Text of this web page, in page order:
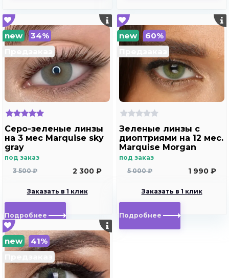
new
34%
Серо-зеленые линзы
на 3 мес Marquise sky
gray
под заказ
3 500 ₽
2 300 ₽
Заказать в 1 клик
Подробнее
new
60%
Зеленые линзы с
диоптриями на 12 мес.
Marquise Morgan
green
под заказ
5 000 ₽
1 990 ₽
Заказать в 1 клик
Подробнее
new
41%